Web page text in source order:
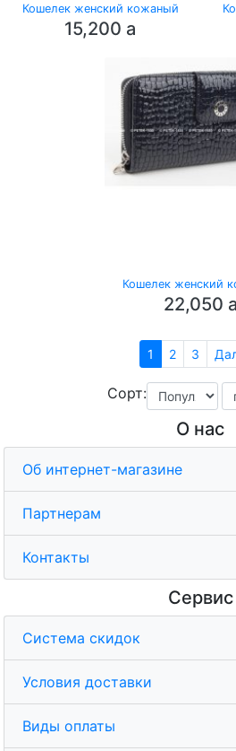
Кошелек женский кожаный
15,200 a
Кошелек женский
22,050 a
1 2 3
Сорт:
О нас
Об интернет-магазине
Партнерам
Контакты
Сервис
Система скидок
Условия доставки
Виды оплаты